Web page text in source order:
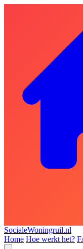
SocialeWoningruil.nl
Home Hoe werkt het?